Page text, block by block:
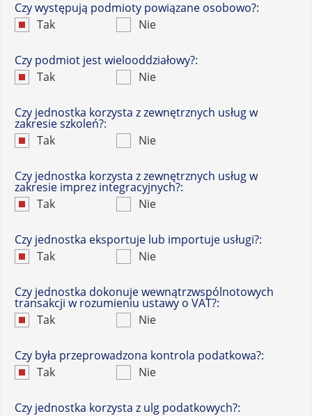
Czy występują podmioty powiązane osobowo?:
Tak
Nie
Czy podmiot jest wielooddziałowy?:
Tak
Nie
Czy jednostka korzysta z zewnętrznych usług w
zakresie szkoleń?:
Tak
Nie
Czy jednostka korzysta z zewnętrznych usług w
zakresie imprez integracyjnych?:
Tak
Nie
Czy jednostka eksportuje lub importuje usługi?:
Tak
Nie
Czy jednostka dokonuje wewnątrzwspólnotowych
transakcji w rozumieniu ustawy o VAT?:
Tak
Nie
Czy była przeprowadzona kontrola podatkowa?:
Tak
Nie
Czy jednostka korzysta z ulg podatkowych?: